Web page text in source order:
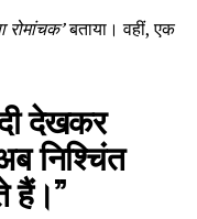
रोमांचक’बताया। वहीं, एक
देखकर
निश्चिंत
हैं।”